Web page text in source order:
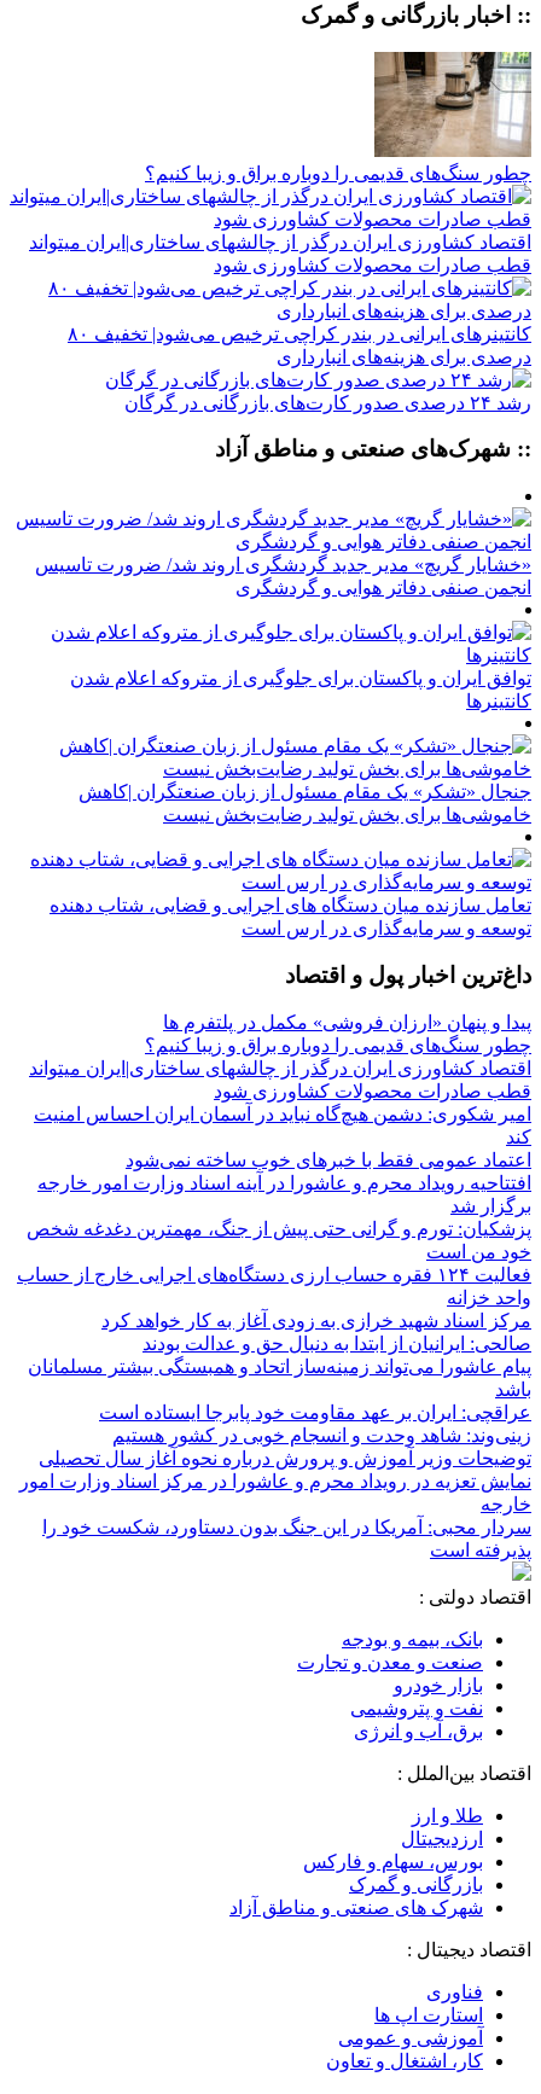
:: اخبار بازرگانی و گمرک
چطور سنگ‌های قدیمی را دوباره براق و زیبا کنیم؟
اقتصاد کشاورزی ایران درگذر از چالشهای ساختاری|ایران میتواند
قطب صادرات محصولات کشاورزی شود
کانتینرهای ایرانی در بندر کراچی ترخیص می‌شود| تخفیف ۸۰
درصدی برای هزینه‌های انبارداری
رشد ۲۴ درصدی صدور کارت‌های بازرگانی در گرگان
:: شهرک‌های صنعتی و مناطق آزاد
«خشایار گریچ» مدیر جدید گردشگری اروند شد/ ضرورت تاسیس
انجمن صنفی دفاتر هوایی و گردشگری
توافق ایران و پاکستان برای جلوگیری از متروکه اعلام شدن
کانتینرها
جنجال «تشکر» یک مقام مسئول از زبان صنعتگران |کاهش
خاموشی‌ها برای بخش تولید رضایت‌بخش نیست
تعامل سازنده میان دستگاه‌ های اجرایی و قضایی، شتاب‌ دهنده
توسعه و سرمایه‌گذاری در ارس است
داغ‌ترین اخبار پول و اقتصاد
پیدا و پنهان «ارزان فروشی» مکمل در پلتفرم ها
چطور سنگ‌های قدیمی را دوباره براق و زیبا کنیم؟
اقتصاد کشاورزی ایران درگذر از چالشهای ساختاری|ایران میتواند
قطب صادرات محصولات کشاورزی شود
امیر شکوری: دشمن هیچ‌گاه نباید در آسمان ایران احساس امنیت
کند
اعتماد عمومی فقط با خبرهای خوب ساخته نمی‌شود
افتتاحیه رویداد محرم و عاشورا در آینه اسناد وزارت امور خارجه
برگزار شد
پزشکیان: تورم و گرانی حتی پیش از جنگ، مهمترین دغدغه شخص
خود من است
فعالیت ۱۲۴ فقره حساب ارزی دستگاه‌های اجرایی خارج از حساب
واحد خزانه
مرکز اسناد شهید خرازی به زودی آغاز به کار خواهد کرد
صالحی: ایرانیان از ابتدا به دنبال حق و عدالت بودند
پیام عاشورا می‌تواند زمینه‌ساز اتحاد و همبستگی بیشتر مسلمانان
باشد
عراقچی: ایران بر عهد مقاومت خود پابرجا ایستاده است
زینی‌وند: شاهد وحدت و انسجام خوبی در کشور هستیم
توضیحات وزیر آموزش و پرورش درباره نحوه آغاز سال تحصیلی
نمایش تعزیه در رویداد محرم و عاشورا در مرکز اسناد وزارت امور
خارجه
سردار محبی: آمریکا در این جنگ بدون دستاورد، شکست خود را
پذیرفته است
اقتصاد دولتی :
بانک، بیمه و بودجه
صنعت و معدن و تجارت
بازار خودرو
نفت و پتروشیمی
برق، آب و انرژی
اقتصاد بین‌الملل :
طلا و ارز
ارزدیجیتال
بورس، سهام و فارکس
بازرگانی و گمرک
شهرک های صنعتی و مناطق آزاد
اقتصاد دیجیتال :
فناوری
استارت اپ ها
آموزشی و عمومی
کار، اشتغال و تعاون